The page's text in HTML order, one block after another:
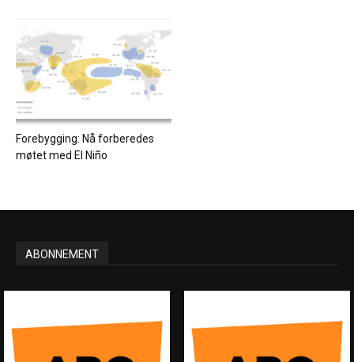
Forebygging: Nå forberedes
møtet med El Niño
ABONNEMENT